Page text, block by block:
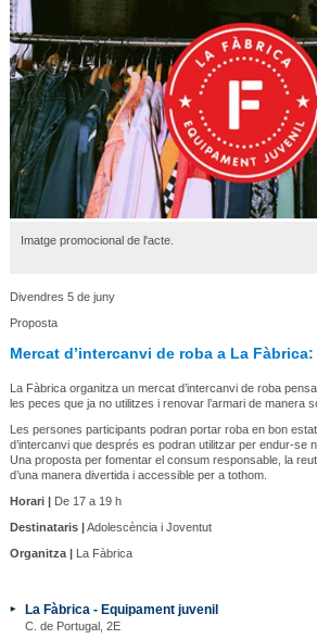
Imatge promocional de l'acte.
Divendres 5 de juny
Proposta
Mercat d’intercanvi de roba a La
La Fàbrica organitza un mercat d’intercanvi de roba
les peces que ja no utilitzes i renovar l’armari de manera
Les persones participants podran portar roba en bon
d’intercanvi que després es podran utilitzar per endur-se
Una proposta per fomentar el consum responsable, la
d’una manera divertida i accessible per a tothom.
Horari |De 17 a 19 h
Destinataris |Adolescència i Joventut
Organitza |La Fàbrica
La Fàbrica - Equipament juvenil
C. de Portugal, 2E